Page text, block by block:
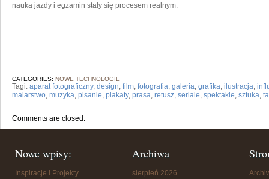
nauka jazdy i egzamin stały się procesem realnym.
CATEGORIES: NOWE TECHNOLOGIE
Tagi: aparat fotograficzny, design, film, fotografia, galeria, grafika, ilustracja,
malarstwo, muzyka, pisanie, plakaty, prasa, retusz, seriale, spektakle, sztuka,
Comments are closed.
Nowe wpisy:
Inspiracje i Projekty
Archiwa
sierpień 2026